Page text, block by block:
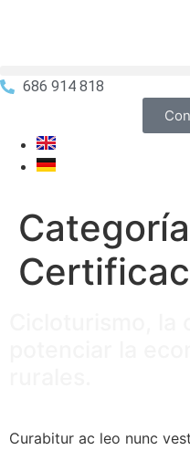
686 914 818
Curabitur ac leo nunc